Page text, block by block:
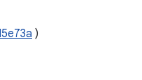
I5e73a )